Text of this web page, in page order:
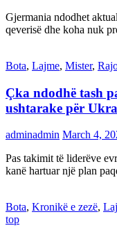
Gjermania ndodhet
qeverisë dhe koha nuk
Bota, Lajme, Mister,
Çka ndodhë tash
ushtarake për
adminadmin March 4,
Pas takimit të liderëve
kanë hartuar një plan
Bota, Kronikë e zezë,
top